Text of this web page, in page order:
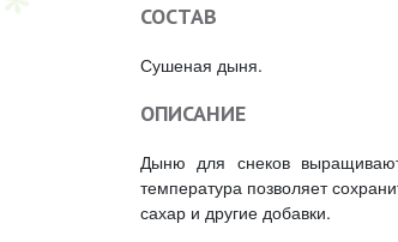
СОСТАВ
Сушеная дыня.
ОПИСАНИЕ
Дыню для снеков
температура позволяет
сахар и другие добавки.